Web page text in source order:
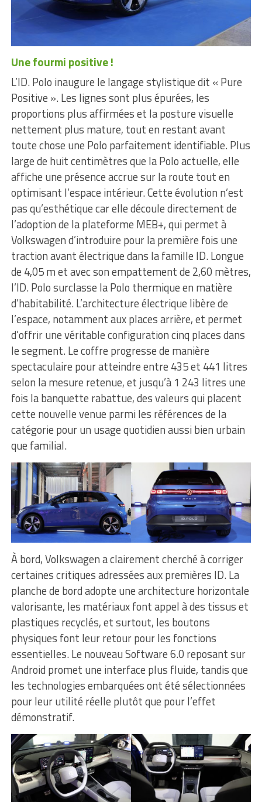
Une fourmi positive !
L’ID. Polo inaugure le langage stylistique dit « Pure
Positive ». Les lignes sont plus épurées, les
proportions plus affirmées et la posture visuelle
nettement plus mature, tout en restant avant
toute chose une Polo parfaitement identifiable. Plus
large de huit centimètres que la Polo actuelle, elle
affiche une présence accrue sur la route tout en
optimisant l’espace intérieur. Cette évolution n’est
pas qu’esthétique car elle découle directement de
l’adoption de la plateforme MEB+, qui permet à
Volkswagen d’introduire pour la première fois une
traction avant électrique dans la famille ID. Longue
de 4,05 m et avec son empattement de 2,60 mètres,
l’ID. Polo surclasse la Polo thermique en matière
d’habitabilité. L’architecture électrique libère de
l’espace, notamment aux places arrière, et permet
d’offrir une véritable configuration cinq places dans
le segment. Le coffre progresse de manière
spectaculaire pour atteindre entre 435 et 441 litres
selon la mesure retenue, et jusqu’à 1 243 litres une
fois la banquette rabattue, des valeurs qui placent
cette nouvelle venue parmi les références de la
catégorie pour un usage quotidien aussi bien urbain
que familial.
À bord, Volkswagen a clairement cherché à corriger
certaines critiques adressées aux premières ID. La
planche de bord adopte une architecture horizontale
valorisante, les matériaux font appel à des tissus et
plastiques recyclés, et surtout, les boutons
physiques font leur retour pour les fonctions
essentielles. Le nouveau Software 6.0 reposant sur
Android promet une interface plus fluide, tandis que
les technologies embarquées ont été sélectionnées
pour leur utilité réelle plutôt que pour l’effet
démonstratif.